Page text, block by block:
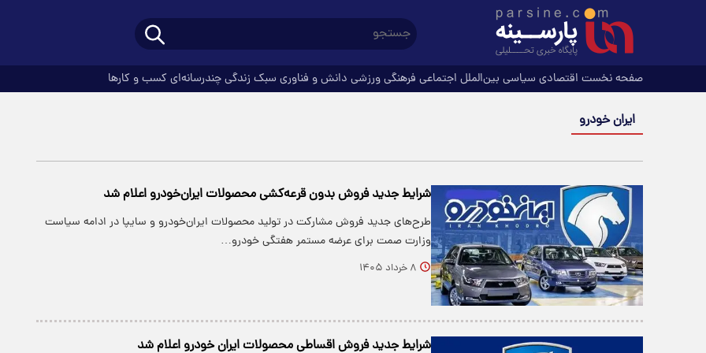
صفحه نخست اقتصادی سیاسی بین‌الملل اجتماعی فرهنگیورزشی دانش و فناوری سبک زندگیچندرسانه‌ای کسب و کارها
ایران خودرو
شرایط جدید فروش بدون قرعه‌کشی محصولات ایران‌خودرو اعلام شد
طرح‌های جدید فروش مشارکت در تولید محصولات ایران‌خودرو و سایپا در ادامه سیاست
وزارت صمت برای عرضه مستمر هفتگی خودرو…
۸ خرداد ۱۴۰۵
شرایط جدید فروش اقساطی محصولات ایران خودرو اعلام شد